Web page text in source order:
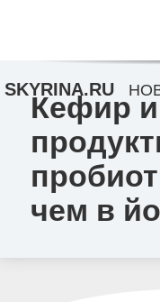
Кефир и
чем в
SKYRINA.RU